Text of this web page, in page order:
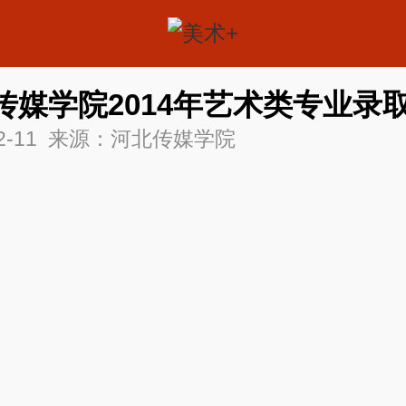
媒学院2014年艺术类专业录
11 来源：河北传媒学院